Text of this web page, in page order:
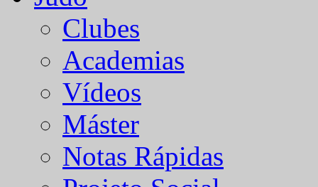
Clubes
Academias
Vídeos
Máster
Notas Rápidas